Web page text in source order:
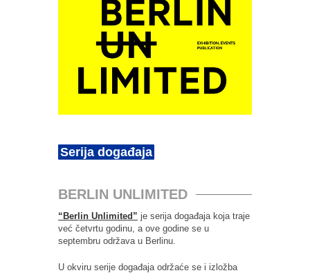
Serija događaja
BERLIN UNLIMITED
“Berlin Unlimited” je serija događaja koja traje
već četvrtu godinu, a ove godine se u
septembru održava u Berlinu.
U okviru serije događaja održaće se i izložba